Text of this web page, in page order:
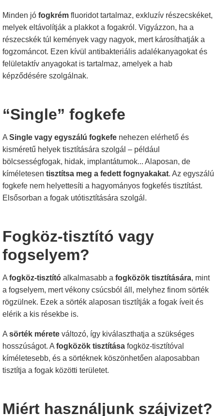
Minden jó fogkrém fluoridot tartalmaz, exkluzív részecskéket,
melyek eltávolítják a plakkot a fogakról. Vigyázzon, ha a
részecskék túl kemények vagy nagyok, mert károsíthatják a
fogzománcot. Ezen kívül antibakteriális adalékanyagokat és
felületaktív anyagokat is tartalmaz, amelyek a hab
képződésére szolgálnak.
“Single” fogkefe
A Single vagy egyszálú fogkefe nehezen elérhető és
kisméretű helyek tisztítására szolgál – például
bölcsességfogak, hidak, implantátumok... Alaposan, de
kíméletesen tisztítsa meg a fedett fognyakakat. Az egyszálú
fogkefe nem helyettesíti a hagyományos fogkefés tisztítást.
Elsősorban a fogak utótisztítására szolgál.
Fogköz-tisztító vagy
fogselyem?
A fogköz-tisztító alkalmasabb a fogközök tisztítására, mint
a fogselyem, mert vékony csúcsból áll, melyhez finom sörték
rögzülnek. Ezek a sörték alaposan tisztítják a fogak íveit és
elérik a kis résekbe is.
A sörték mérete változó, így kiválaszthatja a szükséges
hosszúságot. A fogközök tisztítása fogköz-tisztítóval
kíméletesebb, és a sörtéknek köszönhetően alaposabban
tisztítja a fogak közötti területet.
Miért használjunk szájvizet?